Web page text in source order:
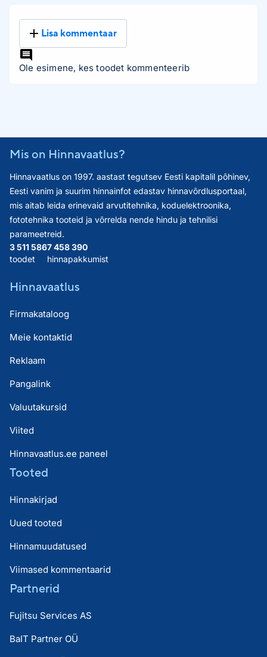
Lisa kommentaar
Ole esimene, kes toodet kommenteerib
Mis on Hinnavaatlus?
Hinnavaatlus on 1997. aastast tegutsev Eesti kapitalil põhinev,
Eesti vanim ja suurim hinnainfot edastav hinnavõrdlusportaal,
mis aitab leida erinevaid arvutitehnika, koduelektroonika,
fototehnika tooteid ja võrrelda nende hindu ja tehnilisi
parameetreid.
3 511 586
toodet
7 458 390
hinnapakkumist
Hinnavaatlus
Firmakataloog
Meie kontaktid
Reklaam
Pangalink
Valuutakursid
Viited
Hinnavaatlus.ee paneel
Tooted
Hinnakirjad
Uued tooted
Hinnamuudatused
Viimased kommentaarid
Partnerid
Fujitsu Services AS
BaIT Partner OÜ